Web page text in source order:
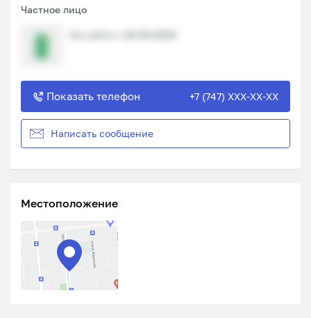
Частное лицо
Показать телефон +7 (747) XXX-XX-XX
Написать сообщение
Местоположение